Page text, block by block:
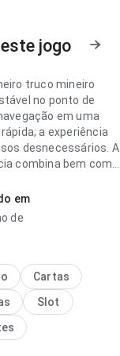
jogo
truco mineiro
no ponto de
em uma
a experiência
desnecessários. A
combina bem com
parece bem
no ponto de
desnecessários. A
uma impressão
algo genérico.
em
de
Cartas
Slot